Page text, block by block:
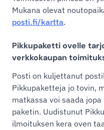
Mukana olevat
posti.fi/kartta.
Pikkupaketti ovelle
verkkokaupan
Posti on kuljettanut
Pikkupaketteja jo tovin,
matkassa voi saada
paketin. Uudistunut
ilmoituksen kera oven